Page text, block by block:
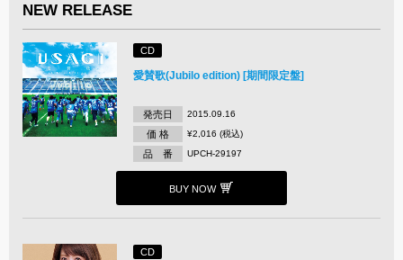
NEW RELEASE
CD
愛賛歌(Jubilo edition) [期間限定盤]
発売日 2015.09.16
価 格 ¥2,016 (税込)
品 番 UPCH-29197
BUY NOW
CD